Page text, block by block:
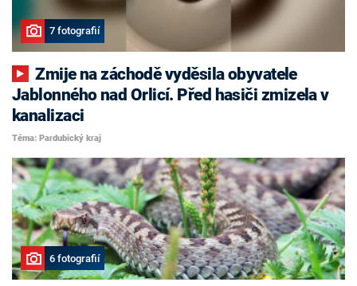
7 fotografií
Zmije na záchodě vyděsila obyvatele
Jablonného nad Orlicí. Před hasiči zmizela v
kanalizaci
Téma: Pardubický kraj
6 fotografií